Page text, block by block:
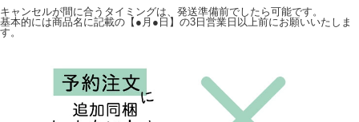
キャンセルが間に合うタイミングは、発送準備前でしたら可能です。
基本的には商品名に記載の【●月●日】の3日営業日以上前にお願いいたしま
す。